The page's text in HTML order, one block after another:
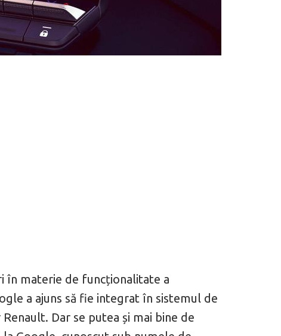
în materie de funcționalitate a
a ajuns să fie integrat în sistemul de
Dar se putea și mai bine de